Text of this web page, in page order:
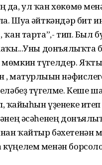
да, ул ҡан хөкөмө
Шуға әйткәндәр бит
ҡан тарта”,- тип. Был
донъялыҡта
түгелдер.
, матурлығын
түгелме. Кеше
үҙенеке
әсәһенең
ҡайтыр бәхетенән
менән